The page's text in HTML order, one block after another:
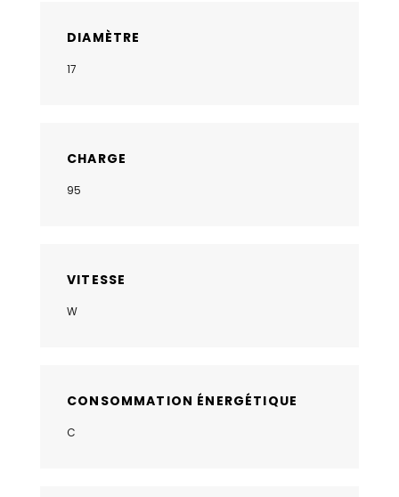
DIAMÈTRE
17
CHARGE
95
VITESSE
W
CONSOMMATION ÉNERGÉTIQUE
C